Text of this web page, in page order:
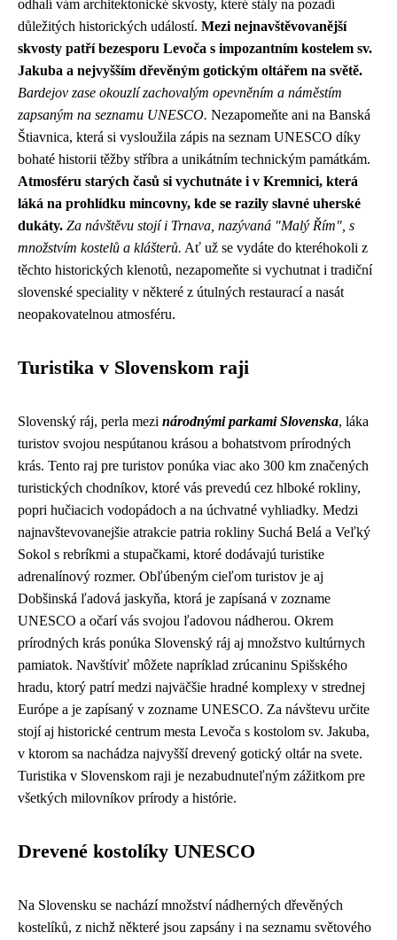
odhalí vám architektonické skvosty, které stály na pozadí
důležitých historických událostí. Mezi nejnavštěvovanější
skvosty patří bezesporu Levoča s impozantním kostelem sv.
Jakuba a nejvyšším dřevěným gotickým oltářem na světě.
Bardejov zase okouzlí zachovalým opevněním a náměstím
zapsaným na seznamu UNESCO. Nezapomeňte ani na Banská
Štiavnica, která si vysloužila zápis na seznam UNESCO díky
bohaté historii těžby stříbra a unikátním technickým památkám.
Atmosféru starých časů si vychutnáte i v Kremnici, která
láká na prohlídku mincovny, kde se razily slavné uherské
dukáty. Za návštěvu stojí i Trnava, nazývaná "Malý Řím", s
množstvím kostelů a klášterů. Ať už se vydáte do kteréhokoli z
těchto historických klenotů, nezapomeňte si vychutnat i tradiční
slovenské speciality v některé z útulných restaurací a nasát
neopakovatelnou atmosféru.
Turistika v Slovenskom raji
Slovenský ráj, perla mezi národnými parkami Slovenska, láka
turistov svojou nespútanou krásou a bohatstvom prírodných
krás. Tento raj pre turistov ponúka viac ako 300 km značených
turistických chodníkov, ktoré vás prevedú cez hlboké rokliny,
popri hučiacich vodopádoch a na úchvatné vyhliadky. Medzi
najnavštevovanejšie atrakcie patria rokliny Suchá Belá a Veľký
Sokol s rebríkmi a stupačkami, ktoré dodávajú turistike
adrenalínový rozmer. Obľúbeným cieľom turistov je aj
Dobšinská ľadová jaskyňa, ktorá je zapísaná v zozname
UNESCO a očarí vás svojou ľadovou nádherou. Okrem
prírodných krás ponúka Slovenský ráj aj množstvo kultúrnych
pamiatok. Navštíviť môžete napríklad zrúcaninu Spišského
hradu, ktorý patrí medzi najväčšie hradné komplexy v strednej
Európe a je zapísaný v zozname UNESCO. Za návštevu určite
stojí aj historické centrum mesta Levoča s kostolom sv. Jakuba,
v ktorom sa nachádza najvyšší drevený gotický oltár na svete.
Turistika v Slovenskom raji je nezabudnuteľným zážitkom pre
všetkých milovníkov prírody a histórie.
Drevené kostolíky UNESCO
Na Slovensku se nachází množství nádherných dřevěných
kostelíků, z nichž některé jsou zapsány i na seznamu světového